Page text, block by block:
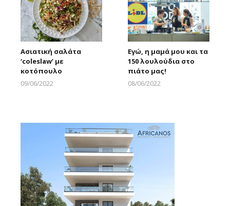
Ασιατική σαλάτα
‘coleslaw’ με
κοτόπουλο
09/06/2022
Εγώ, η μαμά μου και τα
150 λουλούδια στο
πιάτο μας!
08/06/2022